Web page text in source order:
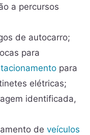
a percursos
de autocarro;
para
para
elétricas;
identificada,
de veículos